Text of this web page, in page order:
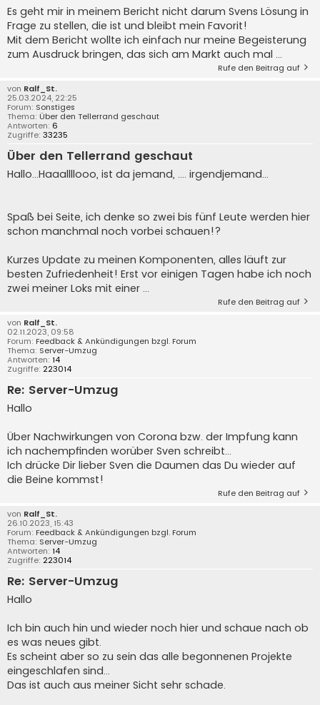
Es geht mir in meinem Bericht nicht darum Svens Lösung in
Frage zu stellen, die ist und bleibt mein Favorit!
Mit dem Bericht wollte ich einfach nur meine Begeisterung
zum Ausdruck bringen, das sich am Markt auch mal ...
Rufe den Beitrag auf
von Ralf_St.
25.03.2024, 22:25
Forum: Sonstiges
Thema: Über den Tellerrand geschaut
Antworten: 6
Zugriffe: 33235
Über den Tellerrand geschaut
Hallo...Haaallllooo, ist da jemand, .... irgendjemand...
Spaß bei Seite, ich denke so zwei bis fünf Leute werden hier
schon manchmal noch vorbei schauen!?
Kurzes Update zu meinen Komponenten, alles läuft zur
besten Zufriedenheit! Erst vor einigen Tagen habe ich noch
zwei meiner Loks mit einer ...
Rufe den Beitrag auf
von Ralf_St.
02.11.2023, 09:58
Forum: Feedback & Ankündigungen bzgl. Forum
Thema: Server-Umzug
Antworten: 14
Zugriffe: 223014
Re: Server-Umzug
Hallo
Über Nachwirkungen von Corona bzw. der Impfung kann
ich nachempfinden worüber Sven schreibt...
Ich drücke Dir lieber Sven die Daumen das Du wieder auf
die Beine kommst!
Rufe den Beitrag auf
von Ralf_St.
26.10.2023, 15:43
Forum: Feedback & Ankündigungen bzgl. Forum
Thema: Server-Umzug
Antworten: 14
Zugriffe: 223014
Re: Server-Umzug
Hallo
Ich bin auch hin und wieder noch hier und schaue nach ob
es was neues gibt.
Es scheint aber so zu sein das alle begonnenen Projekte
eingeschlafen sind...
Das ist auch aus meiner Sicht sehr schade.